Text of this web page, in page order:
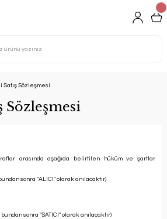
Satış Sözleşmesi
Sözleşmesi
arasında aşağıda belirtilen hüküm ve şartlar
sonra "ALICI" olarak anılacaktır)
bundan sonra "SATICI" olarak anılacaktır)